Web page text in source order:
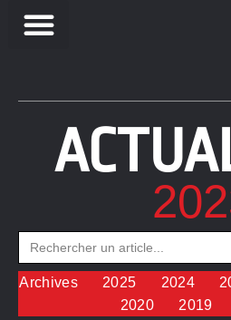
Search
for:
Archives 2025 2024
2020
2019